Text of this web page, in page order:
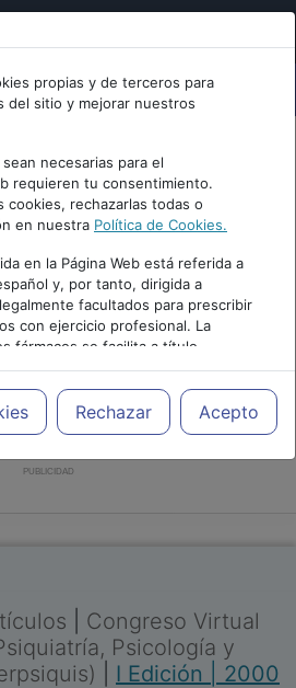
propias y de terceros para
del sitio y mejorar nuestros
necesarias para el
requieren tu consentimiento.
cookies, rechazarlas todas o
en nuestra Política de Cookies.
en la Página Web está referida a
y, por tanto, dirigida a
facultados para prescribir
con ejercicio profesional. La
fármacos se facilita a título
responsabilidad de los
prescribir medicamentos y decidir, en
más adecuado a las
Rechazar Acepto
PUBLICIDAD
Congreso Virtual
Psicología y
I Edición | 2000